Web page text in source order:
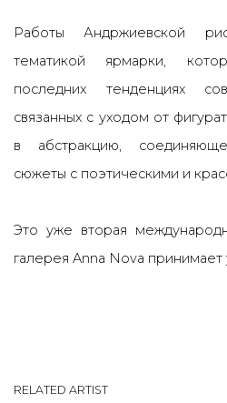
Работы Андржиевской
тематикой ярмарки,
последних тенденциях
связанных с уходом от
в абстракцию,
сюжеты с поэтическими и
Это уже вторая
галерея Anna Nova принимает
RELATED ARTIST